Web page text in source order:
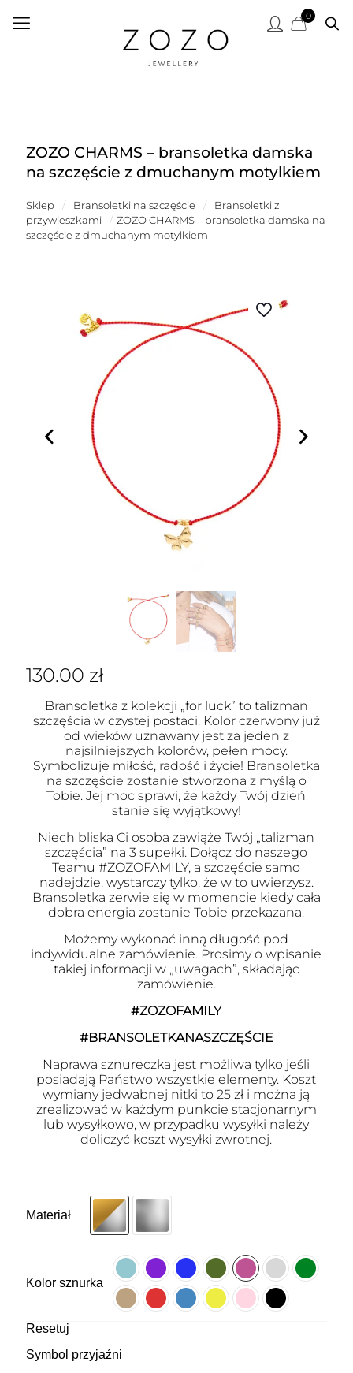
0
ZOZO CHARMS – bransoletka damska
na szczęście z dmuchanym motylkiem
Sklep / Bransoletki na szczęście /
Bransoletki z
przywieszkami
/ ZOZO CHARMS – bransoletka damska na
szczęście z dmuchanym motylkiem
130.00 zł
Bransoletka z kolekcji „for luck” to talizman
szczęścia w czystej postaci. Kolor czerwony już
od wieków uznawany jest za jeden z
najsilniejszych kolorów, pełen mocy.
Symbolizuje miłość, radość i życie! Bransoletka
na szczęście zostanie stworzona z myślą o
Tobie. Jej moc sprawi, że każdy Twój dzień
stanie się wyjątkowy!
Niech bliska Ci osoba zawiąże Twój „talizman
szczęścia” na 3 supełki. Dołącz do naszego
Teamu #ZOZOFAMILY, a szczęście samo
nadejdzie, wystarczy tylko, że w to uwierzysz.
Bransoletka zerwie się w momencie kiedy cała
dobra energia zostanie Tobie przekazana.
Możemy wykonać inną długość pod
indywidualne zamówienie. Prosimy o wpisanie
takiej informacji w „uwagach”, składając
zamówienie.
#ZOZOFAMILY
#BRANSOLETKANASZCZĘŚCIE
Naprawa sznureczka jest możliwa tylko jeśli
posiadają Państwo wszystkie elementy. Koszt
wymiany jedwabnej nitki to 25 zł i można ją
zrealizować w każdym punkcie stacjonarnym
lub wysyłkowo, w przypadku wysyłki należy
doliczyć koszt wysyłki zwrotnej.
Materiał
Kolor sznurka
Resetuj
Symbol przyjaźni